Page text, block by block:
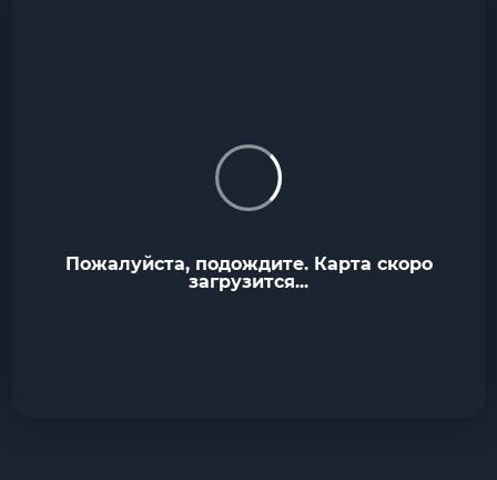
Пожалуйста, подождите. Карта скоро
загрузится...